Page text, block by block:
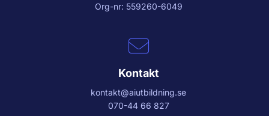
Org-nr: 559260-6049
Kontakt
kontakt@aiutbildning.se
070-44 66 827